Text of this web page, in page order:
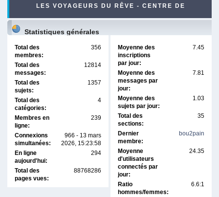
LES VOYAGEURS DU RÊVE - CENTRE DE
STATISTIQUES
Statistiques générales
Total des
membres:
356
Total des
messages:
12814
Total des
sujets:
1357
Total des
catégories:
4
Membres en
ligne:
239
Connexions
simultanées:
966 - 13 mars
2026, 15:23:58
En ligne
aujourd'hui:
294
Total des
pages vues:
88768286
Moyenne des
inscriptions
par jour:
7.45
Moyenne des
messages par
jour:
7.81
Moyenne des
sujets par jour:
1.03
Total des
sections:
35
Dernier
membre:
bou2pain
Moyenne
d'utilisateurs
connectés par
jour:
24.35
Ratio
hommes/femmes:
6.6:1